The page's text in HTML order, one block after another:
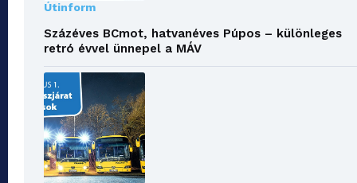
Útinform
Százéves BCmot, hatvanéves Púpos – különleges
retró évvel ünnepel a MÁV